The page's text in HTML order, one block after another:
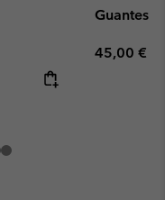
Guantes
Regular
45,00 €